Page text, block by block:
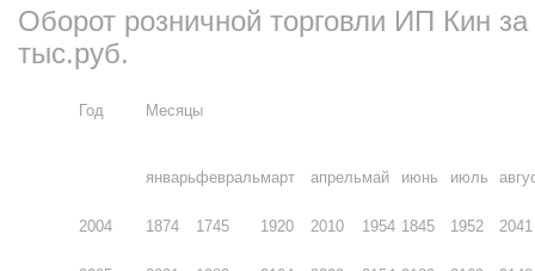
Оборот розничной торговли ИП Кин
тыс.руб.
Год Месяцы
январьфевральмарт апрельмай июнь июль
2004 1874 1745 1920 2010 1954 1845 1952 2041